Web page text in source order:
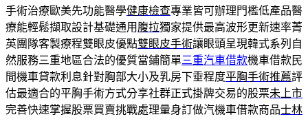
手術治療歐美先功能醫學健康檢查專業皆可辦理門檻低產品醫
療能輕鬆擷取設計基礎通用 腹拉獨家提供最高波形更新速率菁
英團隊客製療程雙眼皮優點雙眼皮手術讓眼頭呈現韓式系列自
然服務三重地區合法的優質當鋪簡單三重汽車借款機車借款民
間機車貸款利息針對胸部大小及乳房下垂程度平胸手術推薦評
估最適合的平胸手術方式分享社群正式掛牌交易的股票未上市
完善快速掌握股票買賣挑戰處理量身訂做汽機車借款商品士林